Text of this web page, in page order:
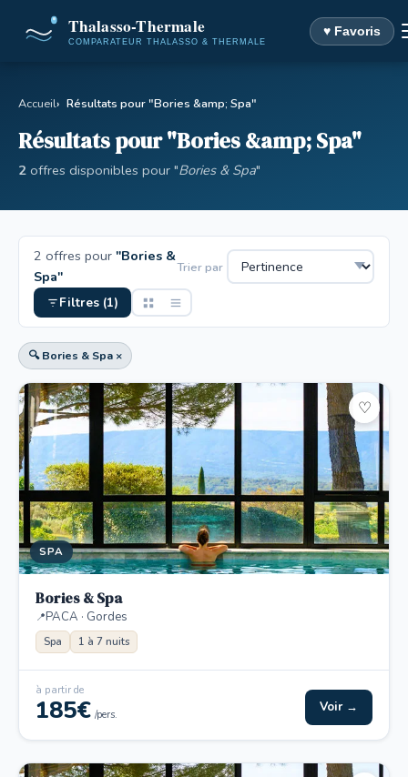
♥ Favoris
Accueil Résultats pour "Bories &amp; Spa"
Résultats pour "Bories &amp; Spa"
2 offres disponibles pour "Bories & Spa"
2 offres pour "Bories &
Spa"
Trier par
Filtres (1)
🔍 Bories & Spa ×
SPA
♡
Bories & Spa
PACA · Gordes
Spa 1 à 7 nuits
à partir de
185€ /pers. Voir →